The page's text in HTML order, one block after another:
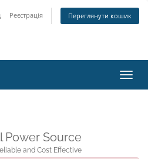
Реєстрація Переглянути кошик
Power Source
and Cost Effective